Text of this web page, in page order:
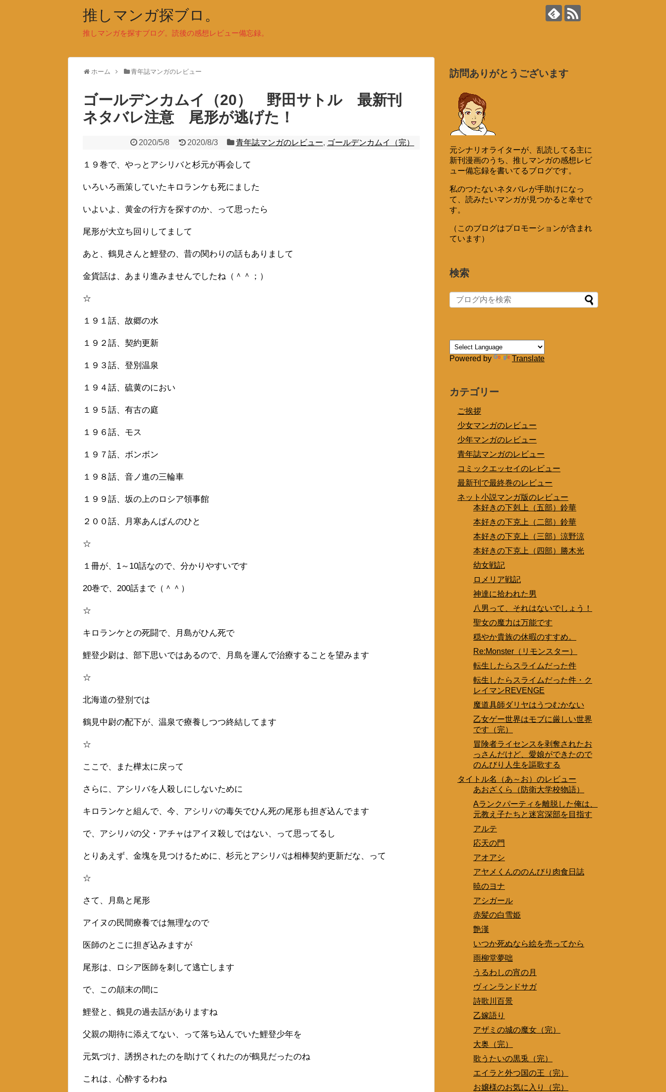
推しマンガ探ブロ。
推しマンガを探すブログ。読後の感想レビュー備忘録。
ホーム 青年誌マンガのレビュー
ゴールデンカムイ（20） 野田サトル 最新刊
ネタバレ注意 尾形が逃げた！
2020/5/8 2020/8/3 青年誌マンガのレビュー, ゴールデンカムイ（完）
１９巻で、やっとアシリバと杉元が再会して
いろいろ画策していたキロランケも死にました
いよいよ、黄金の行方を探すのか、って思ったら
尾形が大立ち回りしてまして
あと、鶴見さんと鯉登の、昔の関わりの話もありまして
金貨話は、あまり進みませんでしたね（＾＾；）
☆
１９１話、故郷の水
１９２話、契約更新
１９３話、登別温泉
１９４話、硫黄のにおい
１９５話、有古の庭
１９６話、モス
１９７話、ボンボン
１９８話、音ノ進の三輪車
１９９話、坂の上のロシア領事館
２００話、月寒あんぱんのひと
☆
１冊が、1～10話なので、分かりやすいです
20巻で、200話まで（＾＾）
☆
キロランケとの死闘で、月島がひん死で
鯉登少尉は、部下思いではあるので、月島を運んで治療することを望みます
☆
北海道の登別では
鶴見中尉の配下が、温泉で療養しつつ終結してます
☆
ここで、また樺太に戻って
さらに、アシリバを人殺しにしないために
キロランケと組んで、今、アシリパの毒矢でひん死の尾形も担ぎ込んでます
で、アシリパの父・アチャはアイヌ殺しではない、って思ってるし
とりあえず、金塊を見つけるために、杉元とアシリバは相棒契約更新だな、って
☆
さて、月島と尾形
アイヌの民間療養では無理なので
医師のとこに担ぎ込みますが
尾形は、ロシア医師を刺して逃亡します
で、この顛末の間に
鯉登と、鶴見の過去話がありますね
父親の期待に添えてない、って落ち込んでいた鯉登少年を
元気づけ、誘拐されたのを助けてくれたのが鶴見だったのね
これは、心酔するわね
訪問ありがとうございます
元シナリオライターが、乱読してる主に
新刊漫画のうち、推しマンガの感想レビ
ュー備忘録を書いてるブログです。
私のつたないネタバレが手助けになっ
て、読みたいマンガが見つかると幸せで
す。
（このブログはプロモーションが含まれ
ています）
検索
Powered by Translate
カテゴリー
ご挨拶
少女マンガのレビュー
少年マンガのレビュー
青年誌マンガのレビュー
コミックエッセイのレビュー
最新刊で最終巻のレビュー
ネット小説マンガ版のレビュー
本好きの下剋上（五部）鈴華
本好きの下克上（二部）鈴華
本好きの下克上（三部）涼野涼
本好きの下克上（四部）勝木光
幼女戦記
ロメリア戦記
神達に拾われた男
八男って、それはないでしょう！
聖女の魔力は万能です
穏やか貴族の休暇のすすめ。
Re:Monster（リモンスター）
転生したらスライムだった件
転生したらスライムだった件・ク
レイマンREVENGE
魔道具師ダリヤはうつむかない
乙女ゲー世界はモブに厳しい世界
です（完）
冒険者ライセンスを剥奪されたお
っさんだけど、愛娘ができたので
のんびり人生を謳歌する
タイトル名（あ～お）のレビュー
あおざくら（防衛大学校物語）
Aランクパーティを離脱した俺は、
元教え子たちと迷宮深部を目指す
アルテ
応天の門
アオアシ
アヤメくんののんびり肉食日誌
暁のヨナ
アシガール
赤髪の白雪姫
艶漢
いつか死ぬなら絵を売ってから
雨柳堂夢咄
うるわしの宵の月
ヴィンランドサガ
詩歌川百景
乙嫁語り
アザミの城の魔女（完）
大奥（完）
歌うたいの黒兎（完）
エイラと外つ国の王（完）
お嬢様のお気に入り（完）